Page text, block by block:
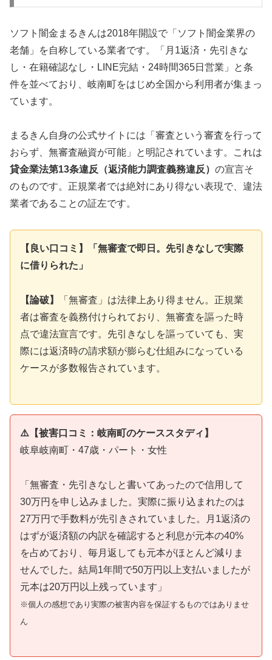
ソフト闇金まるきんは2018年開設で「ソフト闇金業界の
老舗」を自称している業者です。「月1返済・先引きな
し・在籍確認なし・LINE完結・24時間365日営業」と条
件を並べており、岐南町をはじめ全国から利用者が集まっ
ています。
まるきん自身の公式サイトには「審査という審査を行って
おらず、無審査融資が可能」と明記されています。これは
貸金業法第13条違反（返済能力調査義務違反） の宣言そ
のものです。正規業者では絶対にあり得ない表現で、違法
業者であることの証左です。
【良い口コミ】「無審査で即日。先引きなしで実際
に借りられた」
【論破】
「無審査」は法律上あり得ません。正規業
者は審査を義務付けられており、無審査を謳った時
点で違法宣言です。先引きなしを謳っていても、実
際には返済時の請求額が膨らむ仕組みになっている
ケースが多数報告されています。
⚠️【被害口コミ：岐南町のケーススタディ】
岐阜岐南町・47歳・パート・女性
「無審査・先引きなしと書いてあったので信用して
30万円を申し込みました。実際に振り込まれたのは
27万円で手数料が先引きされていました。月1返済の
はずが返済額の内訳を確認すると利息が元本の40%
を占めており、毎月返しても元本がほとんど減りま
せんでした。結局1年間で50万円以上支払いましたが
元本は20万円以上残っています」
※個人の感想であり実際の被害内容を保証するものではありませ
ん